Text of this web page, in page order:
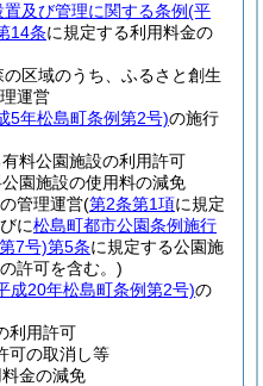
及び管理に関する条例(平
14条に規定する利用料金の
区域のうち、ふるさと創生
運営
5年松島町条例第2号)の施行
料公園施設の利用許可
園施設の使用料の減免
管理運営(第2条第1項に規定
に松島町都市公園条例施行
7号)第5条に規定する公園施
許可を含む。)
成20年松島町条例第2号)の
利用許可
可の取消し等
金の減免